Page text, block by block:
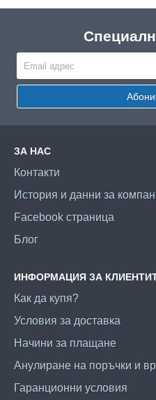
ЗА НАС
Контакти
История и данни за
Facebook страница
Блог
ИНФОРМАЦИЯ ЗА
Как да купя?
Условия за доставка
Начини за плащане
Анулиране на поръчки и
Гаранционни условия